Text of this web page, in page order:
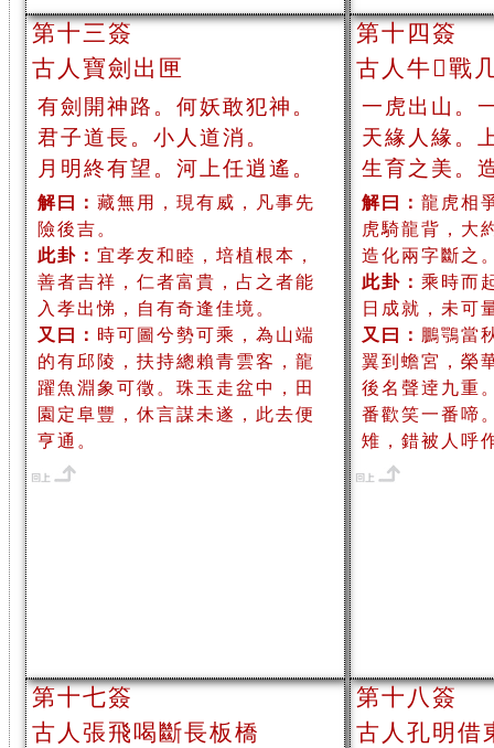
第十三簽
古人寶劍出匣
有劍開神路。何妖敢犯神。
君子道長。小人道消。
月明終有望。河上任逍遙。
解曰： 藏無用，現有威，凡事先
險後吉。
此卦： 宜孝友和睦，培植根本，
善者吉祥，仁者富貴，占之者能
入孝出悌，自有奇逢佳境。
又曰： 時可圖兮勢可乘，為山端
的有邱陵，扶持總賴青雲客，龍
躍魚淵象可徵。珠玉走盆中，田
園定阜豐，休言謀未遂，此去便
亨通。
第十四簽
古人牛戰
一虎出山。
天緣人緣。
生育之美。
解曰： 龍虎相
虎騎龍背，大
造化兩字斷之
此卦： 乘時而
日成就，未可
又曰： 鵬鶚當
翼到蟾宮，榮
後名聲逹九重
番歡笑一番啼
雉，錯被人呼
第十七簽
古人張飛喝斷長板橋
第十八簽
古人孔明借